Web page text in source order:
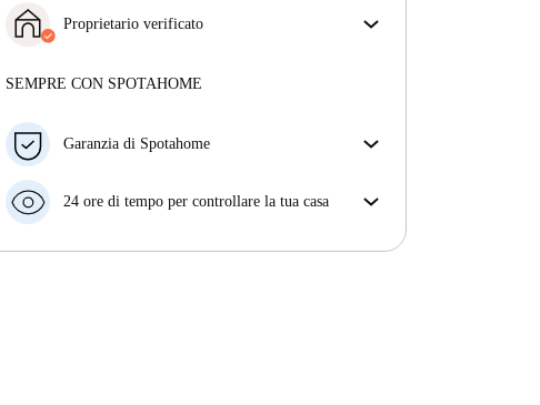
incluse, che coprono l'affitto e le utenze per
un'esperienza di affitto senza problemi.
Proprietario verificato
Maggiori informazioni su questo locatore
SEMPRE CON SPOTAHOME
Garanzia di Spotahome
con breve preavviso, noi A) ti pagheremo un hotel e
B) ti rimborseremo totalmente
24 ore di tempo per controllare la tua casa